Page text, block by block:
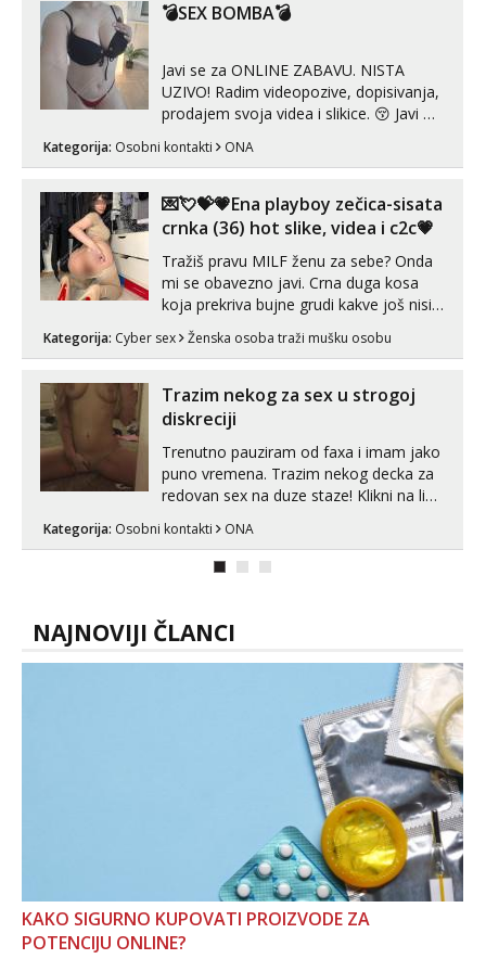
💣SEX BOMBA💣
Javi se za ONLINE ZABAVU. NISTA
UZIVO! Radim videopozive, dopisivanja,
prodajem svoja videa i slikice. 😚 Javi mi
Telegram. +385 91 723 0045
Kategorija: Osobni kontakti ONA
💌💘💝💗Ena playboy zečica-sisata
crnka (36) hot slike, videa i c2c💗
Tražiš pravu MILF ženu za sebe? Onda
mi se obavezno javi. Crna duga kosa
koja prekriva bujne grudi kakve još nisi
vidio, čista ŠESTICA! A usne? O usnama
bolje da ni ne pričam. Prave pune usne
vjeruj mi, takve još nisi vidio. Uvijek sam
spremna za ONLOINE zabavu...
Kategorija: Cyber sex Ženska osoba traži mušku osobu
Trazim nekog za sex u strogoj
diskreciji
Trenutno pauziram od faxa i imam jako
puno vremena. Trazim nekog decka za
redovan sex na duze staze! Klikni na link
Kategorija: Osobni kontakti ONA
NAJNOVIJI ČLANCI
KAKO SIGURNO KUPOVATI PROIZVODE ZA
POTENCIJU ONLINE?